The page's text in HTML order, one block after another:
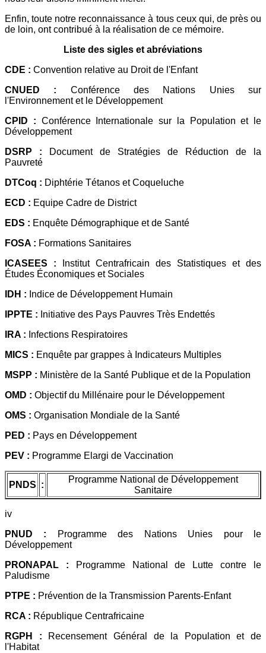
Enfin, toute notre reconnaissance à tous ceux qui, de près ou
de loin, ont contribué à la réalisation de ce mémoire.
Liste des sigles et abréviations
CDE : Convention relative au Droit de l'Enfant
CNUED : Conférence des Nations Unies sur
l'Environnement et le Développement
CPID : Conférence Internationale sur la Population et le
Développement
DSRP :
Document de Stratégies de Réduction de la
Pauvreté
DTCoq : Diphtérie Tétanos et Coqueluche
ECD : Equipe Cadre de District
EDS : Enquête Démographique et de Santé
FOSA : Formations Sanitaires
ICASEES :
Institut Centrafricain des Statistiques et des
Études Économiques et Sociales
IDH : Indice de Développement Humain
IPPTE : Initiative des Pays Pauvres Très Endettés
IRA : Infections Respiratoires
MICS : Enquête par grappes à Indicateurs Multiples
MSPP : Ministère de la Santé Publique et de la Population
OMD : Objectif du Millénaire pour le Développement
OMS : Organisation Mondiale de la Santé
PED : Pays en Développement
PEV : Programme Elargi de Vaccination
PNDS :
Programme National de Développement
Sanitaire
iv
PNUD :
Programme des Nations Unies pour le
Développement
PRONAPAL :
Programme National de Lutte contre le
Paludisme
PTPE : Prévention de la Transmission Parents-Enfant
RCA : République Centrafricaine
RGPH :
Recensement Général de la Population et de
l'Habitat